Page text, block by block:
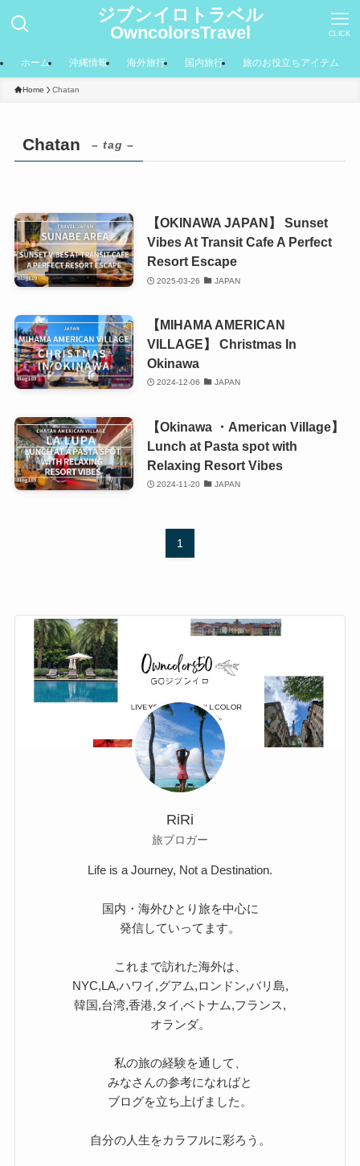
ジブンイロトラベル
OwncolorsTravel
CLICK
ホーム 沖縄情報 海外旅行 国内旅行 旅のお役立ちアイテム
Home Chatan
Chatan – tag –
【OKINAWA JAPAN】 Sunset
Vibes At Transit Cafe A Perfect
Resort Escape
2025-03-26 JAPAN
【MIHAMA AMERICAN
VILLAGE】 Christmas In
Okinawa
2024-12-06 JAPAN
【Okinawa ・American Village】
Lunch at Pasta spot with
Relaxing Resort Vibes
2024-11-20 JAPAN
1
RiRi
旅ブロガー
Life is a Journey, Not a Destination.
国内・海外ひとり旅を中心に
発信していってます。
これまで訪れた海外は、
NYC,LA,ハワイ,グアム,ロンドン,バリ島,
韓国,台湾,香港,タイ,ベトナム,フランス,
オランダ。
私の旅の経験を通して、
みなさんの参考になればと
ブログを立ち上げました。
自分の人生をカラフルに彩ろう。